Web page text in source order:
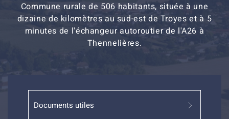
Commune rurale de 506 habitants, située à une
dizaine de kilomètres au sud-est de Troyes et à 5
minutes de l'échangeur autoroutier de l'A26 à
Thennelières.
Documents utiles